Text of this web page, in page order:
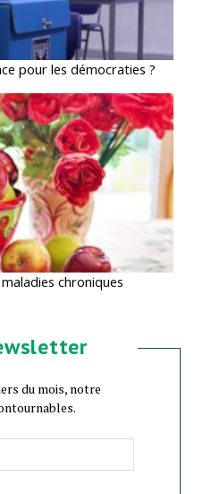
pour les démocraties ?
chroniques
du mois, notre